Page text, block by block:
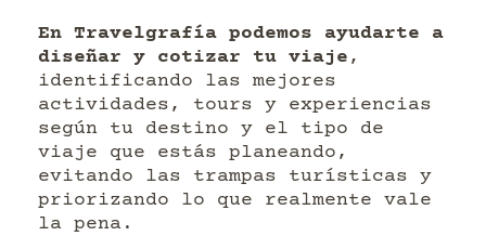
En Travelgrafía podemos ayudarte a
diseñar y cotizar tu viaje ,
identificando las mejores
actividades, tours y experiencias
según tu destino y el tipo de
viaje que estás planeando,
evitando las trampas turísticas y
priorizando lo que realmente vale
la pena.